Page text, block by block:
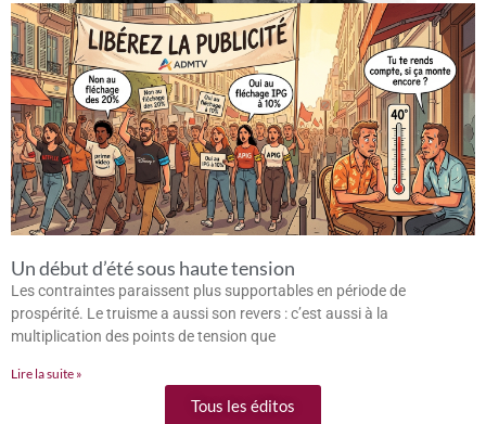
Un début d’été sous haute tension
Les contraintes paraissent plus supportables en période de
prospérité. Le truisme a aussi son revers : c’est aussi à la
multiplication des points de tension que
Lire la suite »
Tous les éditos